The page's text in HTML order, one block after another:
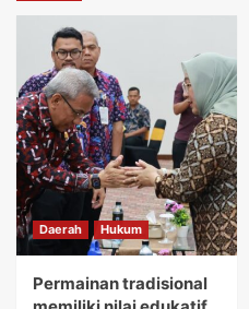
dukungan dan
dan seluruh
5
Daerah Ekonomi
Kemudian Anna
festival Kuliner
bagi koperasi
Daerah Hukum
Permainan
Daerah Hukum
Permainan tradisional